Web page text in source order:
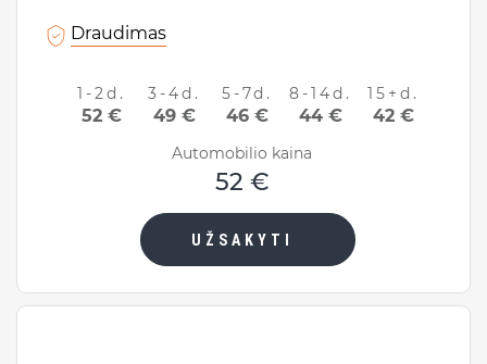
Draudimas
1-2d.
52 €
3-4d.
49 €
5-7d.
46 €
8-14d.
44 €
15+d.
42 €
Automobilio kaina
52 €
UŽSAKYTI